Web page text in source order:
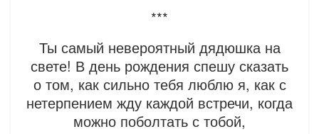
***
Ты самый невероятный дядюшка на
свете! В день рождения спешу сказать
о том, как сильно тебя люблю я, как с
нетерпением жду каждой встречи, когда
можно поболтать с тобой,